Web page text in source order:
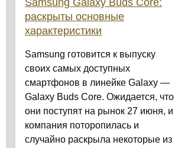
Samsung Galaxy Buds Core:
раскрыты основные
характеристики
Samsung готовится к выпуску
своих самых доступных
смартфонов в линейке Galaxy —
Galaxy Buds Core. Ожидается, что
они поступят на рынок 27 июня, и
компания поторопилась и
случайно раскрыла некоторые из